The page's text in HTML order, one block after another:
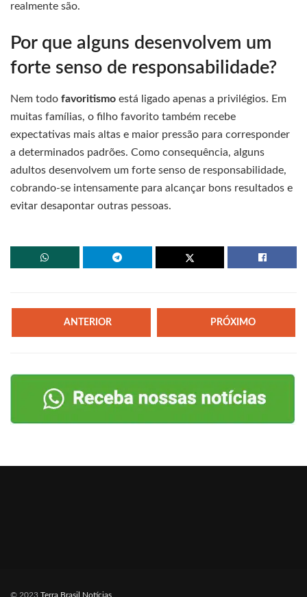
realmente são.
Por que alguns desenvolvem um
forte senso de responsabilidade?
Nem todo favoritismo está ligado apenas a privilégios. Em
muitas famílias, o filho favorito também recebe
expectativas mais altas e maior pressão para corresponder
a determinados padrões. Como consequência, alguns
adultos desenvolvem um forte senso de responsabilidade,
cobrando-se intensamente para alcançar bons resultados e
evitar desapontar outras pessoas.
ANTERIOR PRÓXIMO
© 2023 Terra Brasil Notícias